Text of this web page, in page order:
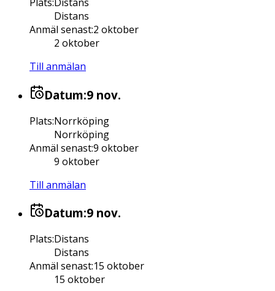
Distans
Anmäl senast:2 oktober
2 oktober
Till anmälan
Datum:9 nov.
Plats:Norrköping
Norrköping
Anmäl senast:9 oktober
9 oktober
Till anmälan
Datum:9 nov.
Plats:Distans
Distans
Anmäl senast:15 oktober
15 oktober